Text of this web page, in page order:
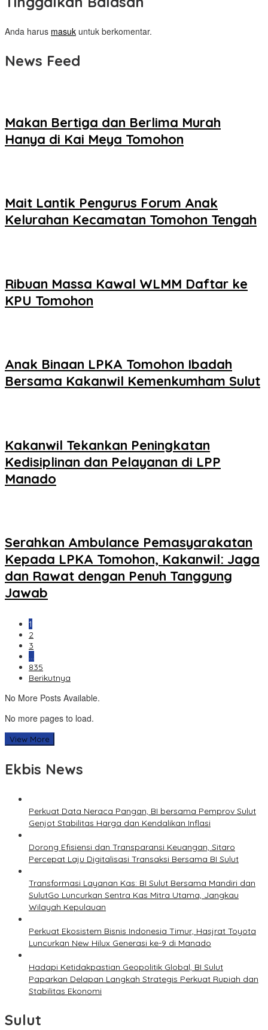
Anda harus masuk untuk berkomentar.
News Feed
Makan Bertiga dan Berlima Murah
Hanya di Kai Meya Tomohon
Mait Lantik Pengurus Forum Anak
Kelurahan Kecamatan Tomohon Tengah
Ribuan Massa Kawal WLMM Daftar ke
KPU Tomohon
Anak Binaan LPKA Tomohon Ibadah
Bersama Kakanwil Kemenkumham Sulut
Kakanwil Tekankan Peningkatan
Kedisiplinan dan Pelayanan di LPP
Manado
Serahkan Ambulance Pemasyarakatan
Kepada LPKA Tomohon, Kakanwil: Jaga
dan Rawat dengan Penuh Tanggung
Jawab
1
2
3
…
835
Berikutnya
No More Posts Available.
No more pages to load.
View More
Ekbis News
Perkuat Data Neraca Pangan, BI bersama Pemprov Sulut
Genjot Stabilitas Harga dan Kendalikan Inflasi
Dorong Efisiensi dan Transparansi Keuangan, Sitaro
Percepat Laju Digitalisasi Transaksi Bersama BI Sulut
Transformasi Layanan Kas: BI Sulut Bersama Mandiri dan
SulutGo Luncurkan Sentra Kas Mitra Utama, Jangkau
Wilayah Kepulauan
Perkuat Ekosistem Bisnis Indonesia Timur, Hasjrat Toyota
Luncurkan New Hilux Generasi ke-9 di Manado
Hadapi Ketidakpastian Geopolitik Global, BI Sulut
Paparkan Delapan Langkah Strategis Perkuat Rupiah dan
Stabilitas Ekonomi
Sulut